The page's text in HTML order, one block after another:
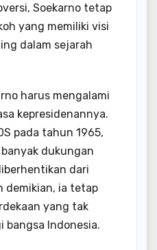
Soekarno tetap
yang memiliki visi
dalam sejarah
harus mengalami
kepresidenannya.
pada tahun 1965,
dukungan
dari
demikian, ia tetap
yang tak
bangsa Indonesia.